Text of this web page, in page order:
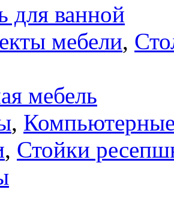
для ванной
мебели,
мебель
,
, Стойки